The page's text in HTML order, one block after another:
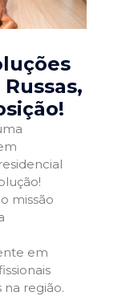
missão
em
na região.